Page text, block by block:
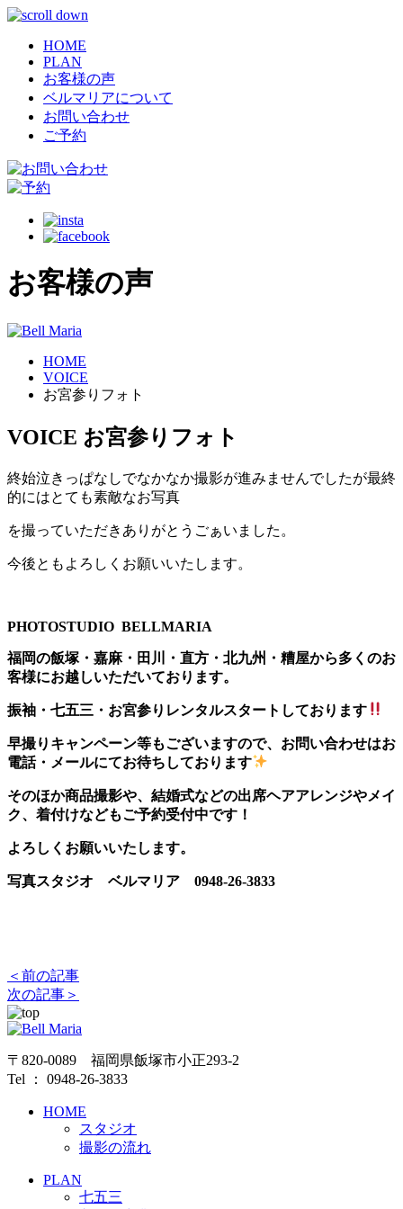
HOME
PLAN
お客様の声
ベルマリアについて
お問い合わせ
ご予約
お客様の声
HOME
VOICE
お宮参りフォト
VOICE お宮参りフォト
終始泣きっぱなしでなかなか撮影が進みませんでしたが最終
的にはとても素敵なお写真
を撮っていただきありがとうごぁいました。
今後ともよろしくお願いいたします。
PHOTOSTUDIO BELLMARIA
福岡の飯塚・嘉麻・田川・直方・北九州・糟屋から多くのお
客様にお越しいただいております。
振袖・七五三・お宮参りレンタルスタートしております
早撮りキャンペーン等もございますので、お問い合わせはお
電話・メールにてお待ちしております
そのほか商品撮影や、結婚式などの出席ヘアアレンジやメイ
ク、着付けなどもご予約受付中です！
よろしくお願いいたします。
写真スタジオ ベルマリア 0948-26-3833
＜前の記事
次の記事＞
〒820-0089 福岡県飯塚市小正293-2
Tel ： 0948-26-3833
HOME
スタジオ
撮影の流れ
PLAN
七五三